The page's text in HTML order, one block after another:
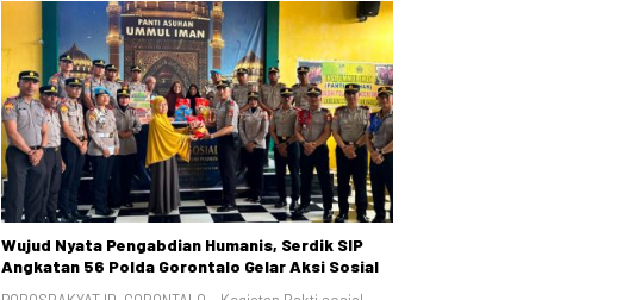
Wujud Nyata Pengabdian Humanis, Serdik SIP
Angkatan 56 Polda Gorontalo Gelar Aksi Sosial